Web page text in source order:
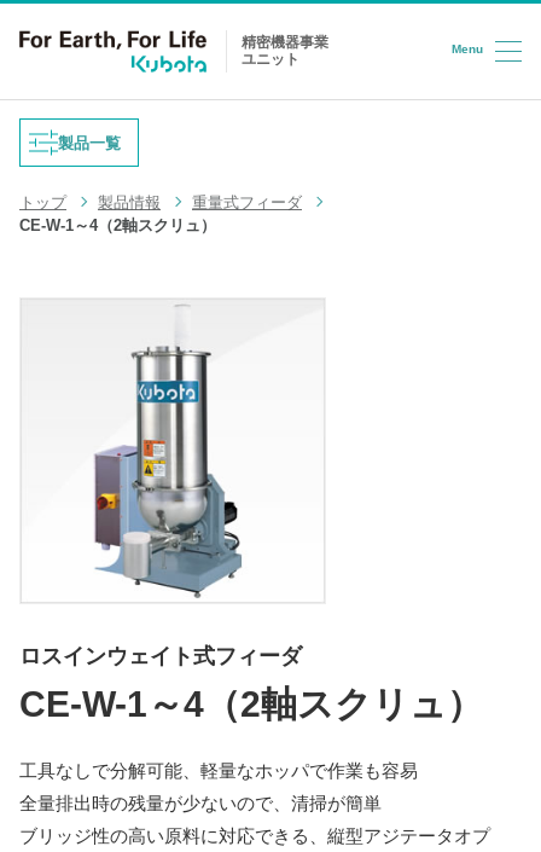
コンテンツへスキップ
精密機器事業
ユニット
Menu
製品一覧
重量式フィーダ
ロードセル
半導体/HD検査装置
指示計
トラックスケール
吊りはかり
トップ 製品情報
重量式フィーダ
CE-W-1～4（2軸スクリュ）
ロスインウェイト式フィーダ
CE-W-1～4（2軸スクリュ）
工具なしで分解可能、軽量なホッパで作業も容易
全量排出時の残量が少ないので、清掃が簡単
ブリッジ性の高い原料に対応できる、縦型アジテータオプ